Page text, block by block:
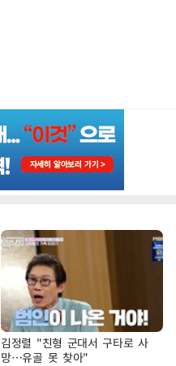
김정렬 "친형 군대서 구타로 사
망…유골 못 찾아"